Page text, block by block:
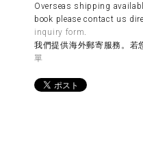
Overseas shipping
book please contact us
inquiry form
我們提供海外郵寄服務。若
單